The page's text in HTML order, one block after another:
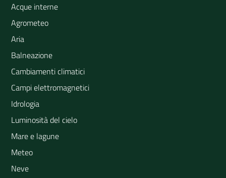
Acque interne
Agrometeo
Aria
Balneazione
Cambiamenti climatici
Campi elettromagnetici
Idrologia
Luminosità del cielo
Mare e lagune
Meteo
Neve